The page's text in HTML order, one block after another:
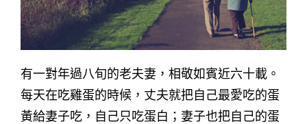
有一對年過八旬的老夫妻，相敬如賓近六十載。
每天在吃雞蛋的時候，丈夫就把自己最愛吃的蛋
黃給妻子吃，自己只吃蛋白；妻子也把自己的蛋